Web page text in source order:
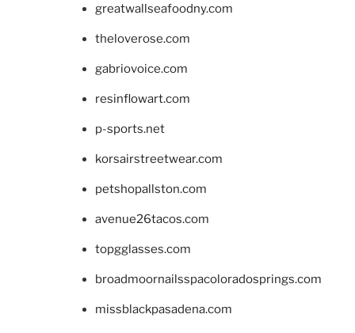
greatwallseafoodny.com
theloverose.com
gabriovoice.com
resinflowart.com
p-sports.net
korsairstreetwear.com
petshopallston.com
avenue26tacos.com
topgglasses.com
broadmoornailsspacoloradosprings.com
missblackpasadena.com